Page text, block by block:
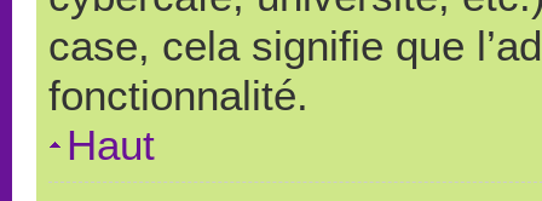
case, cela signifie que
fonctionnalité.
Haut